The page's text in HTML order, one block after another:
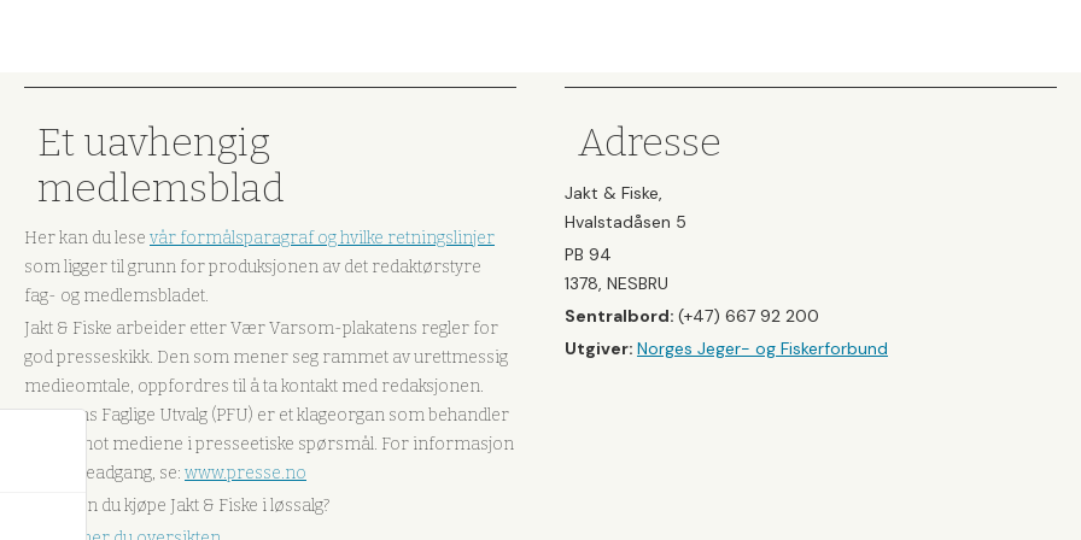
Et uavhengig
medlemsblad
Her kan du lese vår formålsparagraf og hvilke retningslinjer
som ligger til grunn for produksjonen av det redaktørstyre
fag- og medlemsbladet.
Jakt & Fiske arbeider etter Vær Varsom-plakatens regler for
god presseskikk. Den som mener seg rammet av urettmessig
medieomtale, oppfordres til å ta kontakt med redaksjonen.
Pressens Faglige Utvalg (PFU) er et klageorgan som behandler
klager mot mediene i presseetiske spørsmål. For informasjon
om klageadgang, se: www.presse.no
Hvor kan du kjøpe Jakt & Fiske i løssalg?
Adresse
Jakt & Fiske,
Hvalstadåsen 5
PB 94
1378, NESBRU
Sentralbord: (+47) 667 92 200
Utgiver: Norges Jeger- og Fiskerforbund